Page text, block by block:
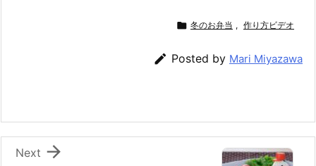
o
k
a
ai
l
 冬のお弁当 , 作り方ビデオ
 Posted by Mari Miyazawa

Next